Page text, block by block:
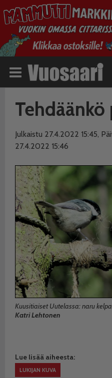
Tehdäänkö
Julkaistu 27.4.2022 15:45,
27.4.2022 15:46
Kuusitiaiset Uutelassa: naru
Katri Lehtonen
Lue lisää aiheesta:
LUKIJAN KUVA